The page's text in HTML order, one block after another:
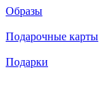
Образы
Подарочные карты
Подарки